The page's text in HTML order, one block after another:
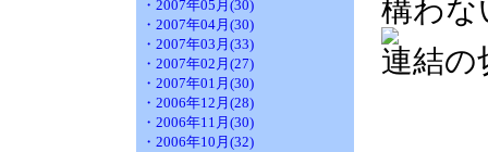
・2007年05月(30)
・2007年04月(30)
・2007年03月(33)
・2007年02月(27)
・2007年01月(30)
・2006年12月(28)
・2006年11月(30)
・2006年10月(32)
構わな
連結の